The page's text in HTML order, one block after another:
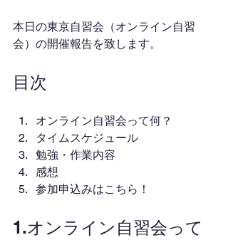
本日の東京自習会（オンライン自習
会）の開催報告を致します。
目次
オンライン自習会って何？
タイムスケジュール
勉強・作業内容
感想
参加申込みはこちら！
1.オンライン自習会って